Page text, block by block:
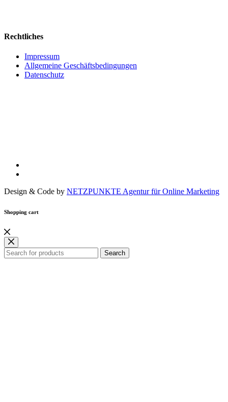
Rechtliches
Impressum
Allgemeine Geschäftsbedingungen
Datenschutz
Design & Code by NETZPUNKTE Agentur für Online Marketing
Shopping cart
Search